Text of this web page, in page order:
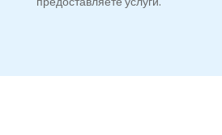
инспекцию, даже если вы время от